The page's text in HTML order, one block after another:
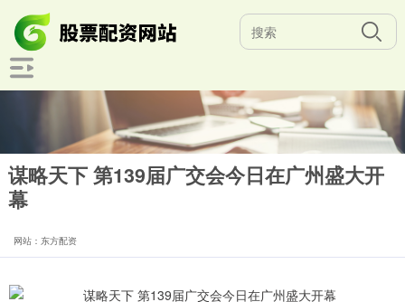
谋略天下 第139届广交会今日在广州盛大开
幕
网站：东方配资